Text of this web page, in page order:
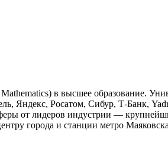
в высшее образование.
Яндекс, Росатом, Сибур, Т-Банк,
от лидеров индустрии —
города и станции метро